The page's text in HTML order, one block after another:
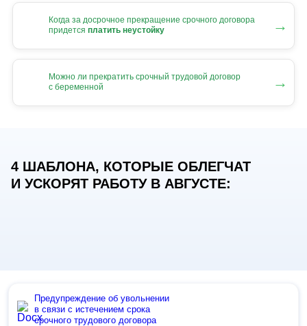
Когда за досрочное прекращение срочного договора
придется платить неустойку →
Можно ли прекратить срочный трудовой договор
с беременной
→
4 ШАБЛОНА, КОТОРЫЕ ОБЛЕГЧАТ
И УСКОРЯТ РАБОТУ В АВГУСТЕ:
Предупреждение об увольнении
в связи с истечением срока
срочного трудового договора